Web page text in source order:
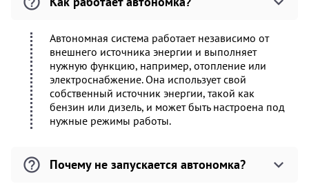
Автономная система работает независимо от
внешнего источника энергии и выполняет
нужную функцию, например, отопление или
электроснабжение. Она использует свой
собственный источник энергии, такой как
бензин или дизель, и может быть настроена под
нужные режимы работы.
Почему не запускается автономка?